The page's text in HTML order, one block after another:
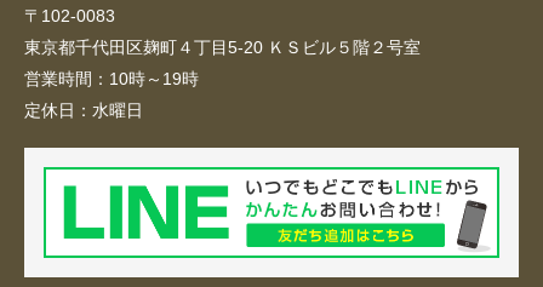
〒102-0083
東京都千代田区麹町４丁目5-20 ＫＳビル５階２号室
営業時間： 10時～19時
定休日： 水曜日